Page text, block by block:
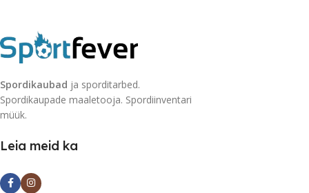
Spordikaubad ja sporditarbed.
Spordikaupade maaletooja. Spordiinventari
müük.
Leia meid ka